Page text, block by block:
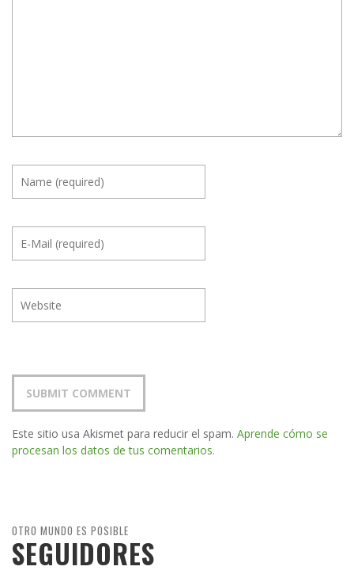
Este sitio usa Akismet para reducir el spam. Aprende cómo se
procesan los datos de tus comentarios.
OTRO MUNDO ES POSIBLE
SEGUIDORES